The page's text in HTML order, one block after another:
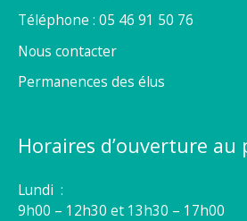
Téléphone : 05 46 91 50 76
Nous contacter
Permanences des élus
Horaires d’ouverture au
Lundi :
9h00 – 12h30 et 13h30 – 17h00